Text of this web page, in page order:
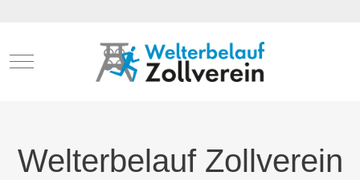
Mobile Menu Toggle
Welterbelauf Zollverein